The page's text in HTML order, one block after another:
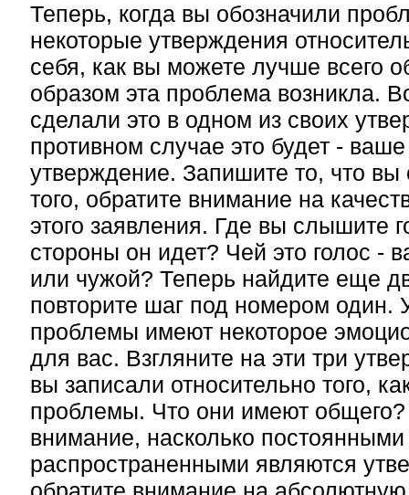
Теперь, когда вы обозначили
некоторые утверждения
себя, как вы можете лучше всего
образом эта проблема возникла.
сделали это в одном из своих
противном случае это будет -
утверждение. Запишите то, что
того, обратите внимание на
этого заявления. Где вы слышите
стороны он идет? Чей это голос -
или чужой? Теперь найдите еще
повторите шаг под номером один.
проблемы имеют некоторое
для вас. Взгляните на эти три
вы записали относительно того,
проблемы. Что они имеют общего?
внимание, насколько
распространенными являются